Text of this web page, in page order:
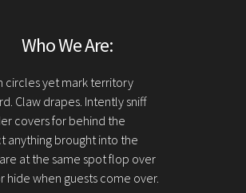
Who We Are:
circles yet mark territory
Claw drapes. Intently sniff
covers for behind the
anything brought into the
at the same spot flop over
hide when guests come over.